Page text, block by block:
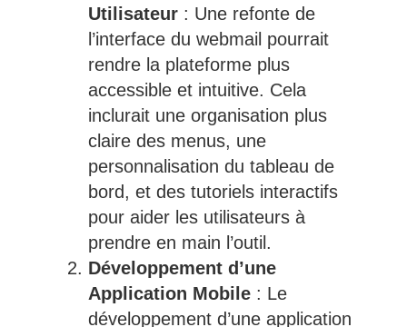
Utilisateur: Une refonte de
l’interface du webmail pourrait
rendre la plateforme plus
accessible et intuitive. Cela
inclurait une organisation plus
claire des menus, une
personnalisation du tableau de
bord, et des tutoriels interactifs
pour aider les utilisateurs à
prendre en main l’outil.
Développement d’une
Application Mobile: Le
développement d’une application